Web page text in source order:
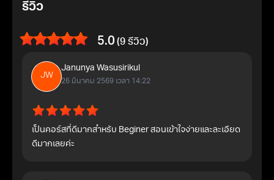
รีวิว
5.0 (9 รีวิว)
JW
Janunya Wasusirikul
26 มีนาคม 2569 เวลา 14:22
เป็นคอร์สที่ดีมากสำหรับ Beginer สอนเข้าใจง่ายและละเอียด
ดีมากเลยค่ะ